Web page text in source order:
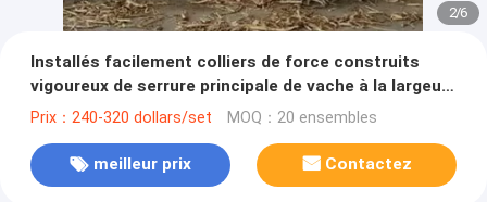
2/6
Installés facilement colliers de force construits
vigoureux de serrure principale de vache à la largeur
75cm
Prix：240-320 dollars/set MOQ：20 ensembles
meilleur prix Contactez